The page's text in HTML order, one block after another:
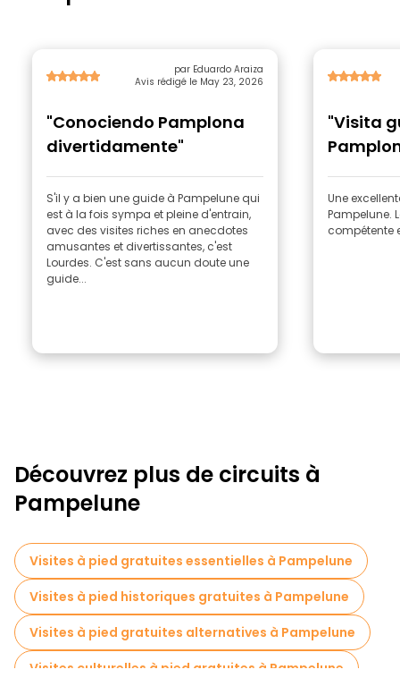
par Eduardo Araiza
Avis rédigé le May 23, 2026
"Conociendo Pamplona
divertidamente"
S'il y a bien une guide à Pampelune qui
est à la fois sympa et pleine d'entrain,
avec des visites riches en anecdotes
amusantes et divertissantes, c'est
Lourdes. C'est sans aucun doute une
guide...
"Visita
Une
Pampelune.
compétente
Découvrez plus de circuits à
Pampelune
Visites à pied gratuites essentielles à Pampelune
Visites à pied historiques gratuites à Pampelune
Visites à pied gratuites alternatives à Pampelune
Visites culturelles à pied gratuites à Pampelune